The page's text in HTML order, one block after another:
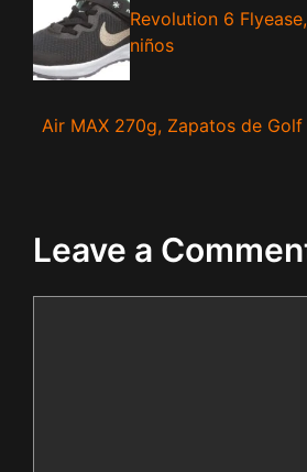
Revolution 6
niños
Air MAX 270g, Zapatos de Golf
Leave a